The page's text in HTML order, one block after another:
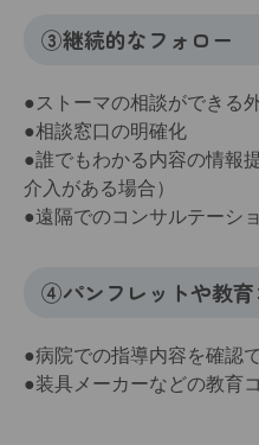
③継続的なフォロー
●ストーマの相談ができる
●相談窓口の明確化
●誰でもわかる内容の情報
介入がある場合）
●遠隔でのコンサルテーシ
④パンフレットや教育
●病院での指導内容を確認
●装具メーカーなどの教育